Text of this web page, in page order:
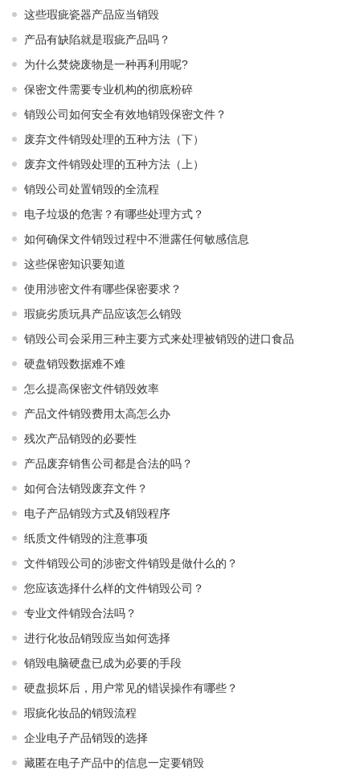
这些瑕疵瓷器产品应当销毁
产品有缺陷就是瑕疵产品吗？
为什么焚烧废物是一种再利用呢?
保密文件需要专业机构的彻底粉碎
销毁公司如何安全有效地销毁保密文件？
废弃文件销毁处理的五种方法（下）
废弃文件销毁处理的五种方法（上）
销毁公司处置销毁的全流程
电子垃圾的危害？有哪些处理方式？
如何确保文件销毁过程中不泄露任何敏感信息
这些保密知识要知道
使用涉密文件有哪些保密要求？
瑕疵劣质玩具产品应该怎么销毁
销毁公司会采用三种主要方式来处理被销毁的进口食品
硬盘销毁数据难不难
怎么提高保密文件销毁效率
产品文件销毁费用太高怎么办
残次产品销毁的必要性
产品废弃销售公司都是合法的吗？
如何合法销毁废弃文件？
电子产品销毁方式及销毁程序
纸质文件销毁的注意事项
文件销毁公司的涉密文件销毁是做什么的？
您应该选择什么样的文件销毁公司？
专业文件销毁合法吗？
进行化妆品销毁应当如何选择
销毁电脑硬盘已成为必要的手段
硬盘损坏后，用户常见的错误操作有哪些？
瑕疵化妆品的销毁流程
企业电子产品销毁的选择
藏匿在电子产品中的信息一定要销毁